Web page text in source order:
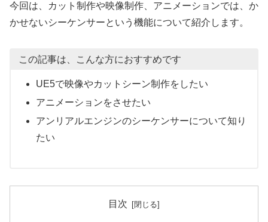
今回は、カット制作や映像制作、アニメーションでは、か
かせないシーケンサーという機能について紹介します。
この記事は、こんな方におすすめです
UE5で映像やカットシーン制作をしたい
アニメーションをさせたい
アンリアルエンジンのシーケンサーについて知り
たい
目次